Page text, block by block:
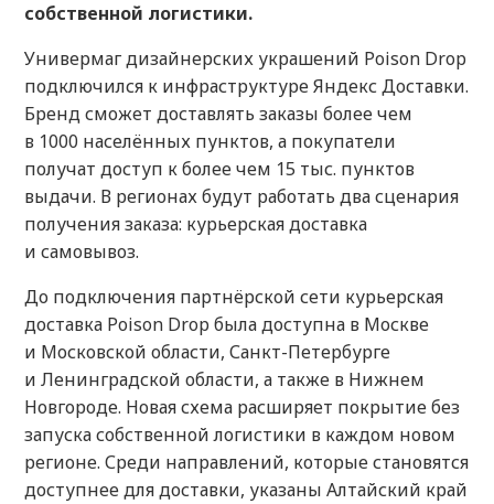
собственной логистики.
Универмаг дизайнерских украшений Poison Drop
подключился к инфраструктуре Яндекс Доставки.
Бренд сможет доставлять заказы более чем
в 1000 населённых пунктов, а покупатели
получат доступ к более чем 15 тыс. пунктов
выдачи. В регионах будут работать два сценария
получения заказа: курьерская доставка
и самовывоз.
До подключения партнёрской сети курьерская
доставка Poison Drop была доступна в Москве
и Московской области, Санкт-Петербурге
и Ленинградской области, а также в Нижнем
Новгороде. Новая схема расширяет покрытие без
запуска собственной логистики в каждом новом
регионе. Среди направлений, которые становятся
доступнее для доставки, указаны Алтайский край